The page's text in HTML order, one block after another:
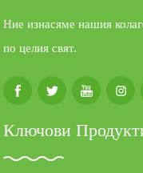
Ние изнасяме нашия
по целия свят.
Ключови